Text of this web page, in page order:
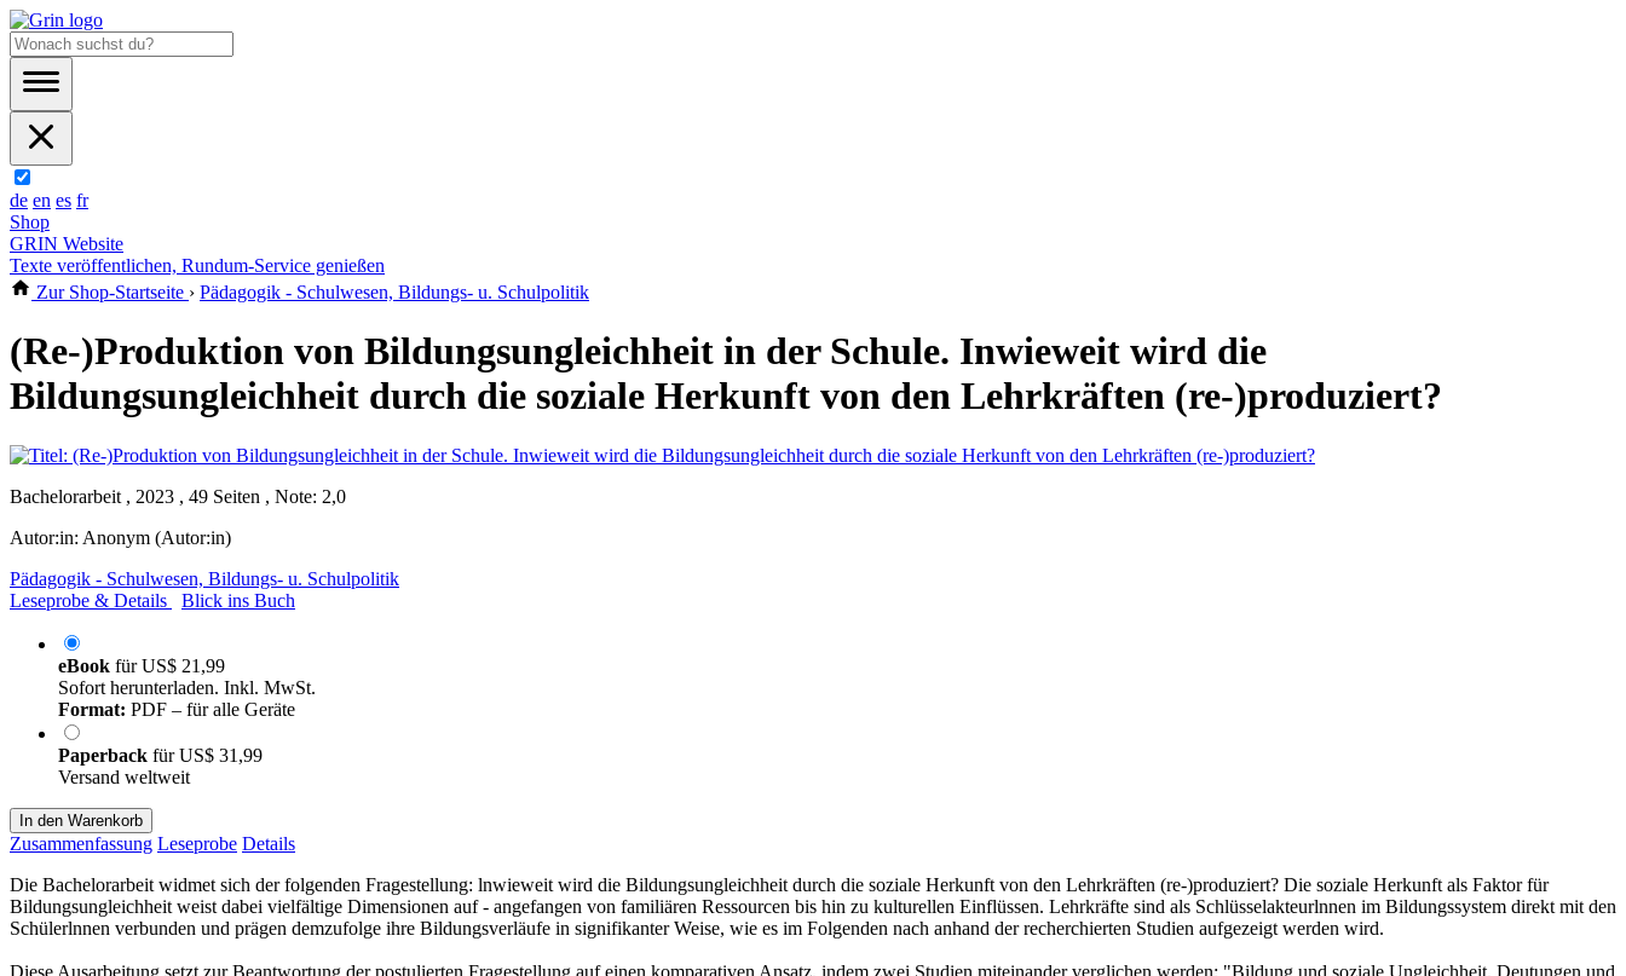
de en es fr
Shop
GRIN Website
Texte veröffentlichen, Rundum-Service genießen
Zur Shop-Startseite › Pädagogik - Schulwesen, Bildungs- u. Schulpolitik
(Re-)Produktion von Bildungsungleichheit in der Schule. Inwieweit wird die
Bildungsungleichheit durch die soziale Herkunft von den Lehrkräften (re-)produziert?
Bachelorarbeit , 2023 , 49 Seiten , Note: 2,0
Autor:in: Anonym (Autor:in)
Pädagogik - Schulwesen, Bildungs- u. Schulpolitik
Leseprobe & Details
Blick ins Buch
eBook fürUS$ 21,99
Sofort herunterladen. Inkl. MwSt.
Format: PDF – für alle Geräte
Paperback fürUS$ 31,99
Versand weltweit
In den Warenkorb
Zusammenfassung Leseprobe Details
Die Bachelorarbeit widmet sich der folgenden Fragestellung: lnwieweit wird die Bildungsungleichheit durch die soziale Herkunft von den Lehrkräften (re-)produziert? Die soziale Herkunft als Faktor für
Bildungsungleichheit weist dabei vielfältige Dimensionen auf - angefangen von familiären Ressourcen bis hin zu kulturellen Einflüssen. Lehrkräfte sind als Schlüsselakteurlnnen im Bildungssystem direkt mit den
Schülerlnnen verbunden und prägen demzufolge ihre Bildungsverläufe in signifikanter Weise, wie es im Folgenden nach anhand der recherchierten Studien aufgezeigt werden wird.
Diese Ausarbeitung setzt zur Beantwortung der postulierten Fragestellung auf einen komparativen Ansatz, indem zwei Studien miteinander verglichen werden: "Bildung und soziale Ungleichheit. Deutungen und